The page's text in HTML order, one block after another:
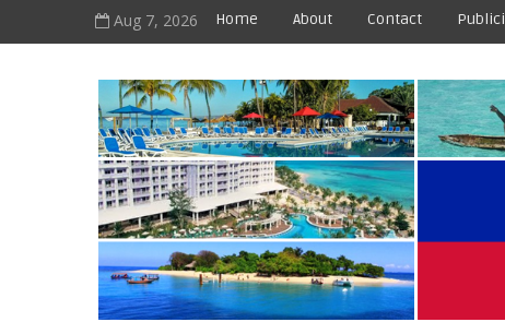
Aug 7, 2026 Home About Contact